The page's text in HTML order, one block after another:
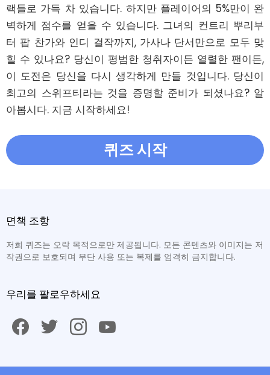
랙들로 가득 차 있습니다. 하지만 플레이어의 5%만이 완
벽하게 점수를 얻을 수 있습니다. 그녀의 컨트리 뿌리부
터 팝 찬가와 인디 걸작까지, 가사나 단서만으로 모두 맞
힐 수 있나요? 당신이 평범한 청취자이든 열렬한 팬이든,
이 도전은 당신을 다시 생각하게 만들 것입니다. 당신이
최고의 스위프티라는 것을 증명할 준비가 되셨나요? 알
아봅시다. 지금 시작하세요!
퀴즈 시작
면책 조항
저희 퀴즈는 오락 목적으로만 제공됩니다. 모든 콘텐츠와 이미지는 저
작권으로 보호되며 무단 사용 또는 복제를 엄격히 금지합니다.
우리를 팔로우하세요